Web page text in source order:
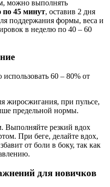
можно выполнять
по 45 минут, оставив 2 дня
поддержания формы, веса и
в неделю по 40 – 60
60 – 80% от
жиросжигания, при пульсе,
предельной нормы.
Выполняйте резкий вдох
При беге, делайте вдох,
от боли в боку, так как
для новичков